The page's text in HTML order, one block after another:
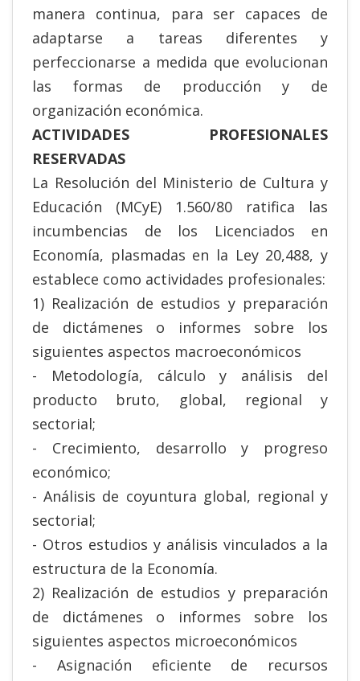
manera continua, para ser capaces de
adaptarse a tareas diferentes y
perfeccionarse a medida que evolucionan
las formas de producción y de
organización económica.
ACTIVIDADES PROFESIONALES
RESERVADAS
La Resolución del Ministerio de Cultura y
Educación (MCyE) 1.560/80 ratifica las
incumbencias de los Licenciados en
Economía, plasmadas en la Ley 20,488, y
establece como actividades profesionales:
1) Realización de estudios y preparación
de dictámenes o informes sobre los
siguientes aspectos macroeconómicos
- Metodología, cálculo y análisis del
producto bruto, global, regional y
sectorial;
- Crecimiento, desarrollo y progreso
económico;
- Análisis de coyuntura global, regional y
sectorial;
- Otros estudios y análisis vinculados a la
estructura de la Economía.
2) Realización de estudios y preparación
de dictámenes o informes sobre los
siguientes aspectos microeconómicos
- Asignación eficiente de recursos